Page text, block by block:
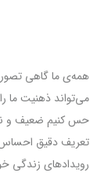
همه‌ی ما گاهی
می‌تواند ذهنیت ما
حس کنیم ضعیف و
تعریف دقیق احساس
رویدادهای زندگی